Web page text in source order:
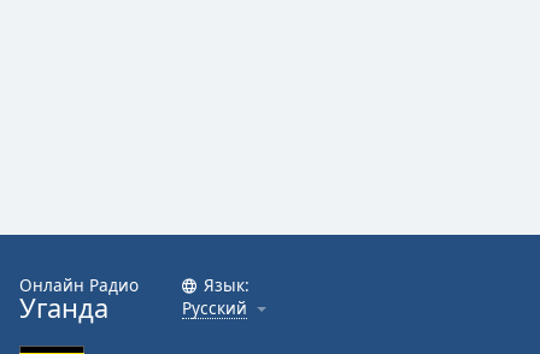
Онлайн Радио
Уганда
Язык:
Русский